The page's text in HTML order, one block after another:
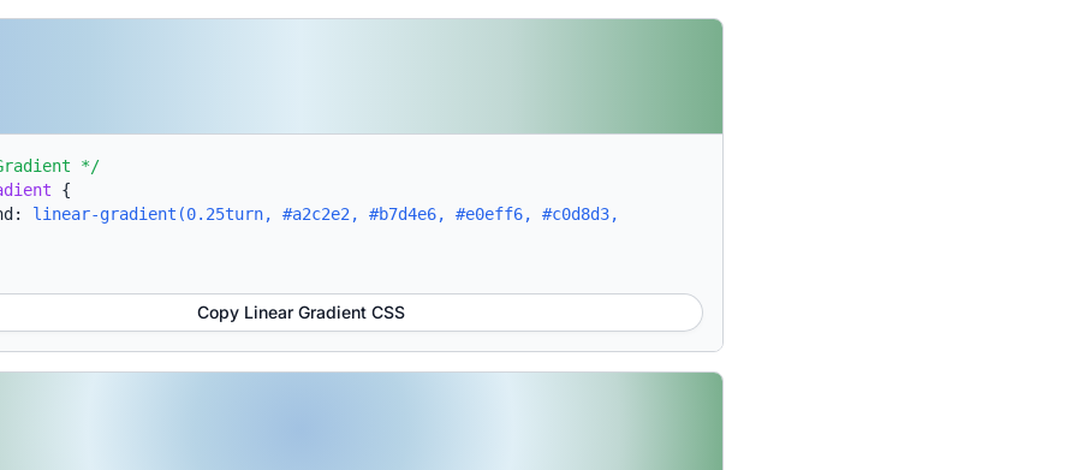
*/
{
linear-gradient(0.25turn, #a2c2e2, #b7d4e6, #e0eff6, #c0d8d3,
Copy Linear Gradient CSS